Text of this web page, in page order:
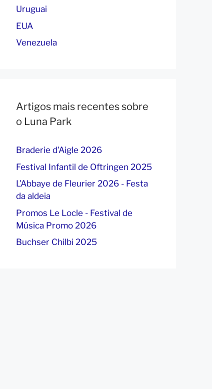
Uruguai
EUA
Venezuela
Artigos mais recentes sobre
o Luna Park
Braderie d'Aigle 2026
Festival Infantil de Oftringen 2025
L'Abbaye de Fleurier 2026 - Festa
da aldeia
Promos Le Locle - Festival de
Música Promo 2026
Buchser Chilbi 2025